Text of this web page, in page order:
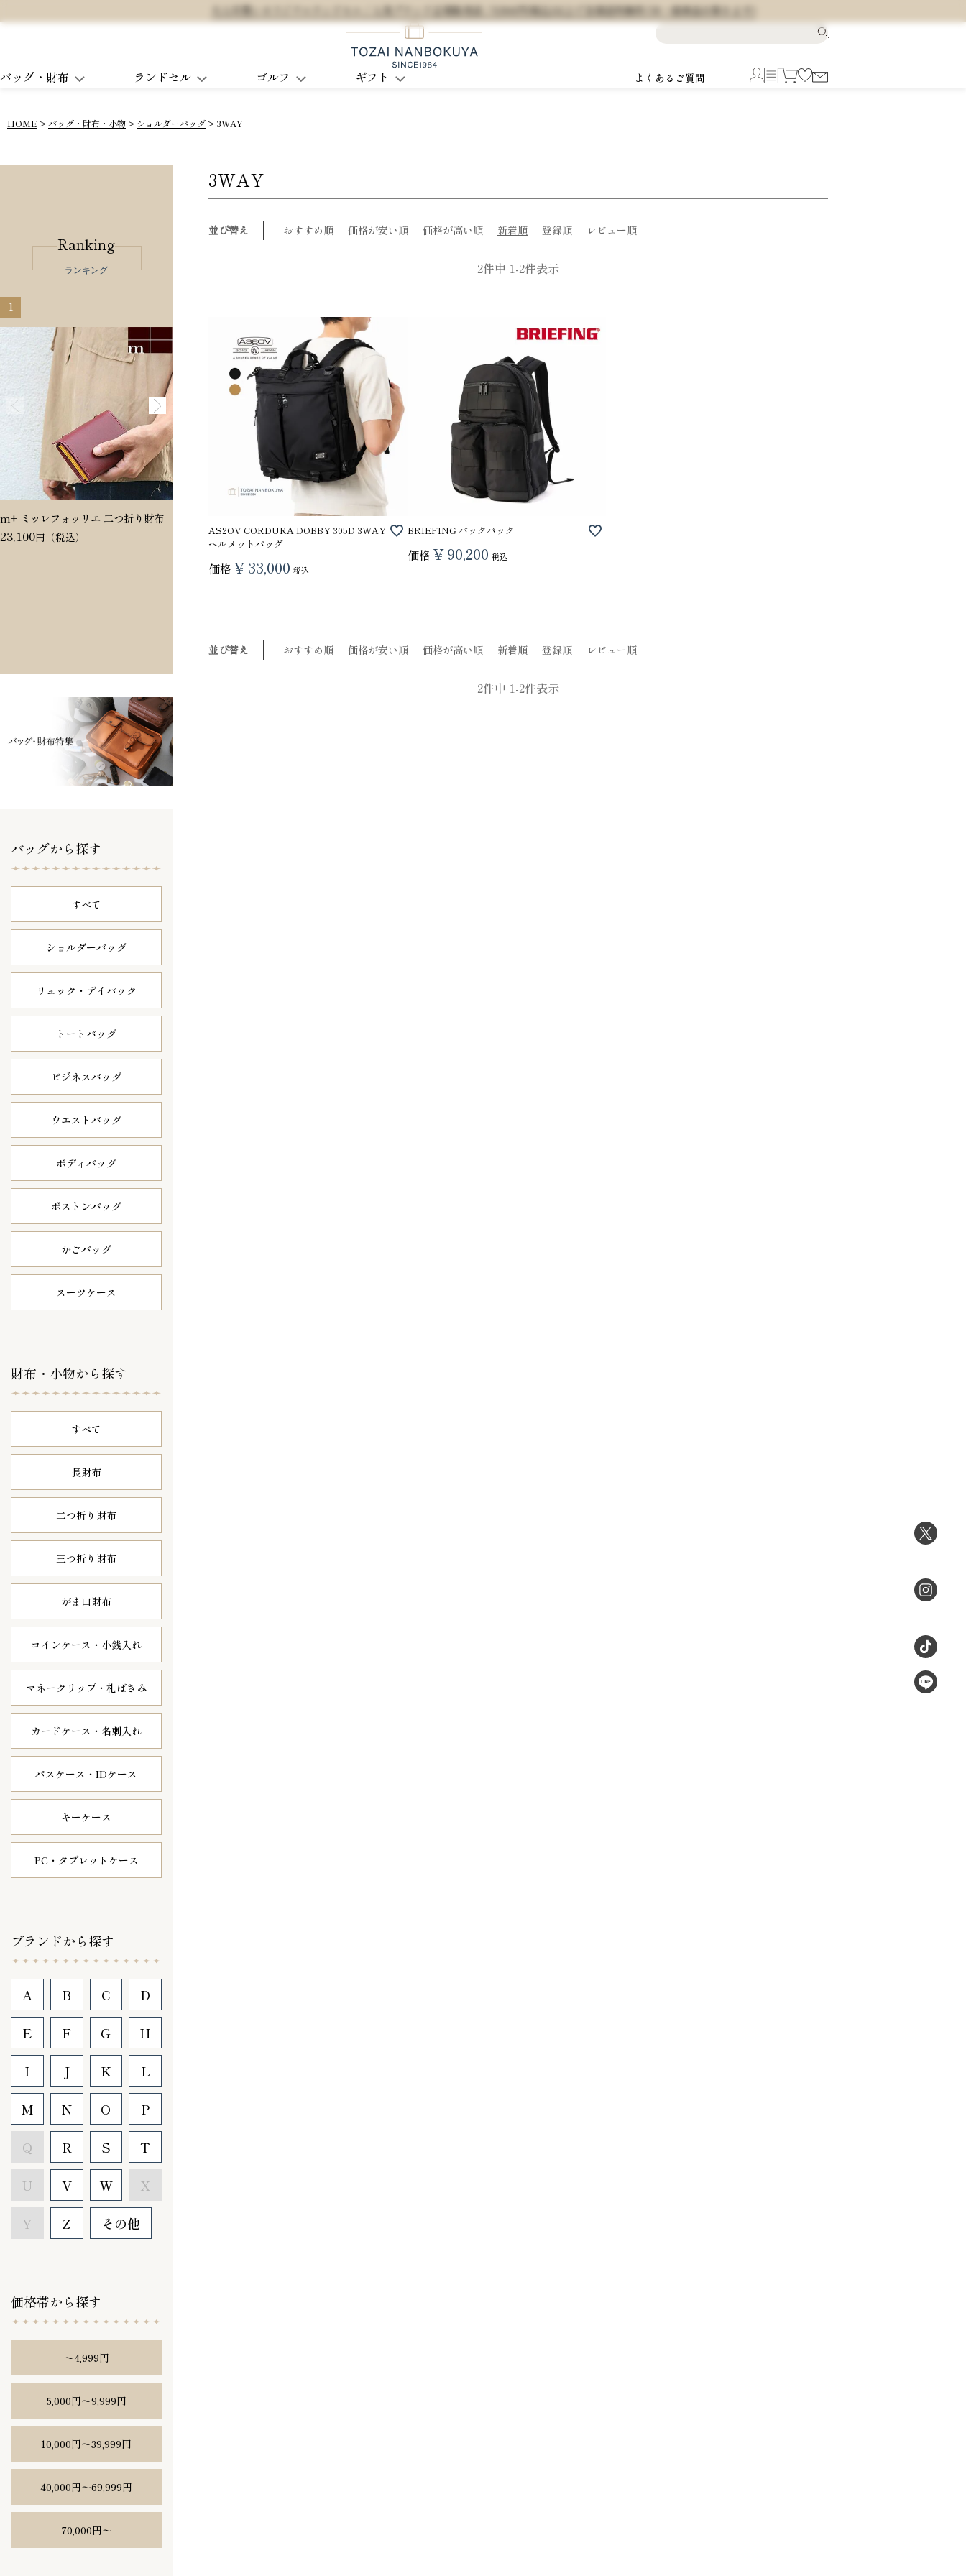
大人可愛いオリジナルランドセル / 人気ブランド正規販売店 / 5,500円(税込)以上で全国送料無料 (※一部商品を除きます)
バッグ・財布 ランドセル ゴルフ ギフト よくあるご質問
HOME バッグ・財布・小物 ショルダーバッグ 3WAY
Ranking
ランキング
1
m+ ミッレフォッリエ 二つ折り財布
23,100
Dakota ヴィタミーナ 二つ折り財布
20,350
PORTER ポーター ウィロー ウエス
トバッグ
バッグから探す
すべて
ショルダーバッグ
リュック・ デイパック
トートバッグ
ビジネスバッグ
ウエストバッグ
ボディバッグ
ボストンバッグ
かごバッグ
スーツケース
財布・小物から探す
すべて
長財布
二つ折り財布
三つ折り財布
がま口財布
コインケース・ 小銭入れ
マネークリップ・ 札ばさみ
カードケース・ 名刺入れ
パスケース・ IDケース
キーケース
PC・タブレット ケース
ブランドから探す
A B C D
E F G H
I J K L
M N O P
Q R S T
U V W X
Y Z その他
価格帯から探す
〜4,999円
5,000円〜9,999円
10,000円〜39,999円
40,000円〜69,999円
70,000円〜
3WAY
並び替え おすすめ順 価格が安い順 価格が高い順 新着順 登録順 レビュー順
2件中 1-2件表示
AS2OV CORDURA DOBBY 305D 3WAY
ヘルメットバッグ
価格 ¥ 33,000 税込
BRIEFING バックパック
価格 ¥ 90,200 税込
並び替え おすすめ順 価格が安い順 価格が高い順 新着順 登録順 レビュー順
2件中 1-2件表示